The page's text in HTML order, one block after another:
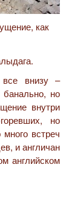
как
внизу –
но
внутри
но
встреч
и англичан
английском